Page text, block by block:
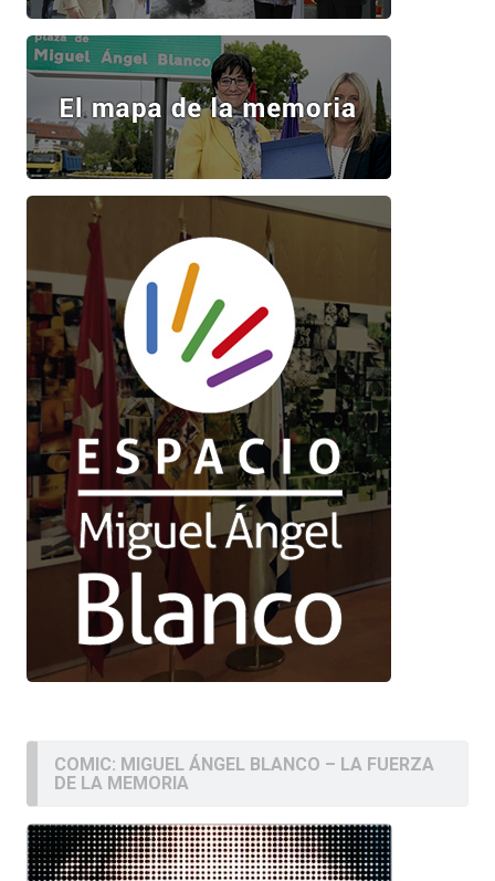
COMIC: MIGUEL ÁNGEL BLANCO – LA FUERZA
DE LA MEMORIA